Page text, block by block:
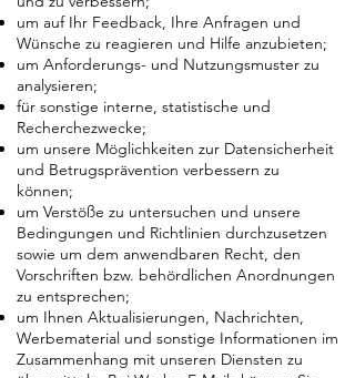
um auf Ihr Feedback, Ihre Anfragen und
Wünsche zu reagieren und Hilfe anzubieten;
um Anforderungs- und Nutzungsmuster zu
analysieren;
für sonstige interne, statistische und
Recherchezwecke;
um unsere Möglichkeiten zur Datensicherheit
und Betrugsprävention verbessern zu
können;
um Verstöße zu untersuchen und unsere
Bedingungen und Richtlinien durchzusetzen
sowie um dem anwendbaren Recht, den
Vorschriften bzw. behördlichen Anordnungen
zu entsprechen;
um Ihnen Aktualisierungen, Nachrichten,
Werbematerial und sonstige Informationen im
Zusammenhang mit unseren Diensten zu